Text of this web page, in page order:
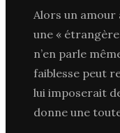
Alors un amour
une « étrangère
n’en parle
faiblesse peut
lui imposerait
donne une